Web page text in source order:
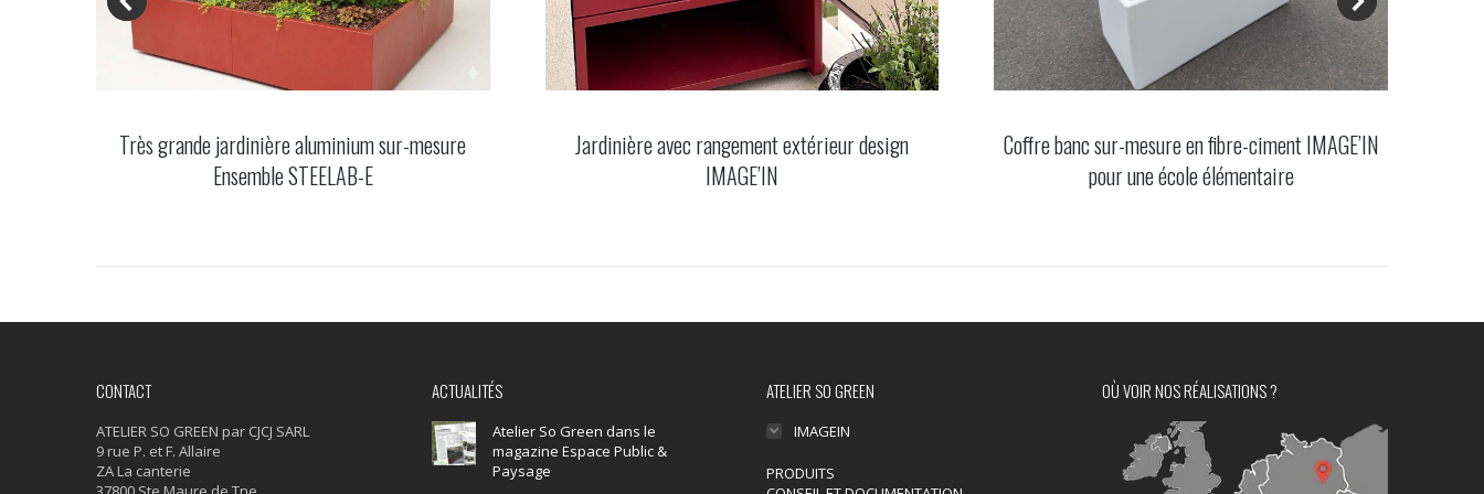
Très grande jardinière aluminium sur-mesure
Ensemble STEELAB-E
Jardinière avec rangement extérieur design
IMAGE’IN
Coffre banc sur-mesure en fibre-ciment IMAGE’IN
pour une école élémentaire
CONTACT
ATELIER SO GREEN par CJCJ SARL
9 rue P. et F. Allaire
ZA La canterie
ACTUALITÉS
Atelier So Green dans le
magazine Espace Public &
Paysage
ATELIER SO GREEN
IMAGEIN
PRODUITS
OÙ VOIR NOS RÉALISATIONS ?